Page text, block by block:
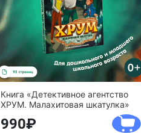
Книга «Детективное агентство
ХРУМ. Малахитовая шкатулка»
990